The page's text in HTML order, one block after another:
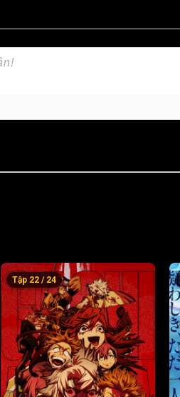
Tập 22 / 24